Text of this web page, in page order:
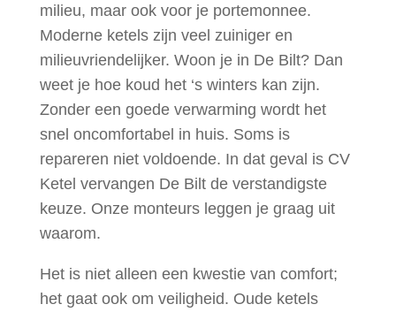
milieu, maar ook voor je portemonnee.
Moderne ketels zijn veel zuiniger en
milieuvriendelijker. Woon je in De Bilt? Dan
weet je hoe koud het ‘s winters kan zijn.
Zonder een goede verwarming wordt het
snel oncomfortabel in huis. Soms is
repareren niet voldoende. In dat geval is CV
Ketel vervangen De Bilt de verstandigste
keuze. Onze monteurs leggen je graag uit
waarom.
Het is niet alleen een kwestie van comfort;
het gaat ook om veiligheid. Oude ketels